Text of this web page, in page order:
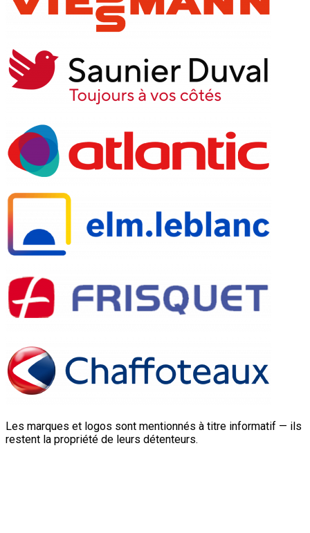
Les marques et logos sont mentionnés à titre informatif — ils
restent la propriété de leurs détenteurs.